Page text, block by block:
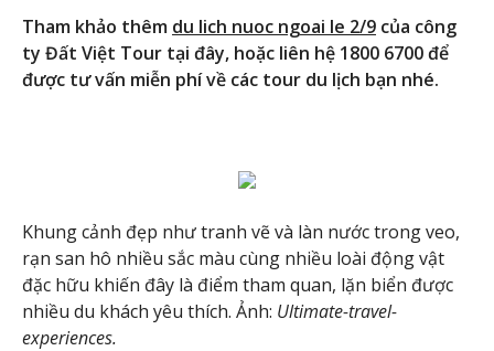
Tham khảo thêm du lich nuoc ngoai le 2/9 của công
ty Đất Việt Tour tại đây, hoặc liên hệ 1800 6700 để
được tư vấn miễn phí về các tour du lịch bạn nhé.
Khung cảnh đẹp như tranh vẽ và làn nước trong veo,
rạn san hô nhiều sắc màu cùng nhiều loài động vật
đặc hữu khiến đây là điểm tham quan, lặn biển được
nhiều du khách yêu thích. Ảnh: Ultimate-travel-
experiences.